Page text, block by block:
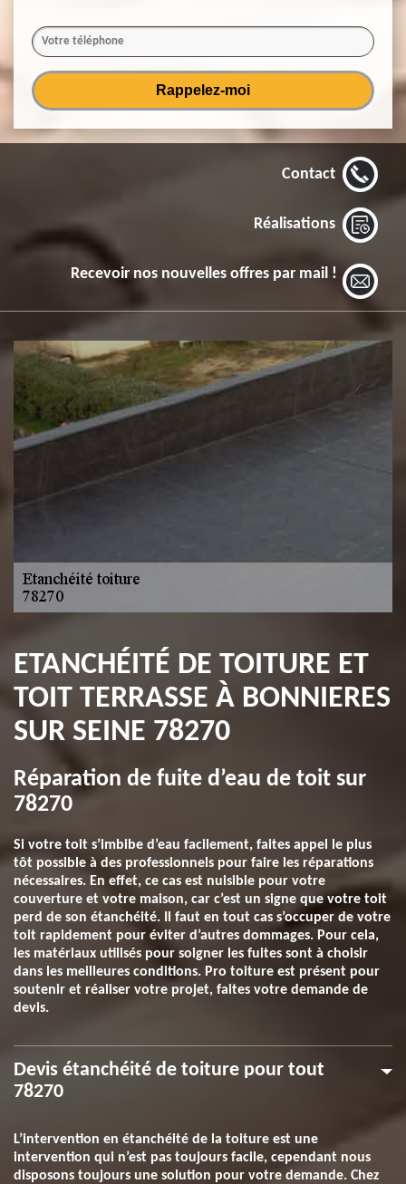
Contact
Réalisations
Recevoir nos nouvelles offres par mail !
ETANCHÉITÉ DE TOITURE ET
TOIT TERRASSE À BONNIERES
SUR SEINE 78270
Réparation de fuite d’eau de toit sur
78270
Si votre toit s’imbibe d’eau facilement, faites appel le plus
tôt possible à des professionnels pour faire les réparations
nécessaires. En effet, ce cas est nuisible pour votre
couverture et votre maison, car c’est un signe que votre toit
perd de son étanchéité. Il faut en tout cas s’occuper de votre
toit rapidement pour éviter d’autres dommages. Pour cela,
les matériaux utilisés pour soigner les fuites sont à choisir
dans les meilleures conditions. Pro toiture est présent pour
soutenir et réaliser votre projet, faites votre demande de
devis.
Devis étanchéité de toiture pour tout
78270
L’intervention en étanchéité de la toiture est une
intervention qui n’est pas toujours facile, cependant nous
disposons toujours une solution pour votre demande. Chez